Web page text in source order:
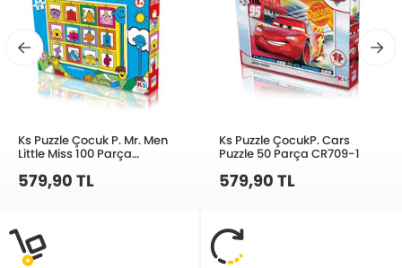
Ks Puzzle Çocuk P. Mr. Men
Little Miss 100 Parça
579,90 TL
Ks Puzzle ÇocukP. Cars
Puzzle 50 Parça CR709-1
579,90 TL